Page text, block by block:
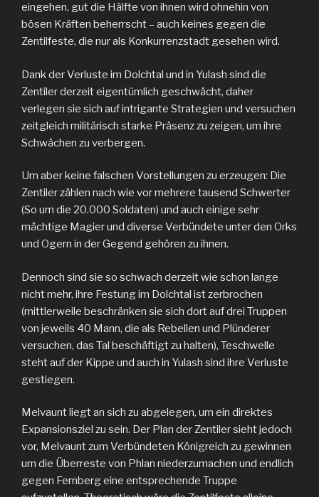
eingehen, gut die Hälfte von ihnen wird ohnehin von
bösen Kräften beherrscht – auch keines gegen die
Zentilfeste, die nur als Konkurrenzstadt gesehen wird.
Dank der Verluste im Dolchtal und in Yulash sind die
Zentiler derzeit eigentümlich geschwächt, daher
verlegen sie sich auf intrigante Strategien und versuchen
zeitgleich militärisch starke Präsenz zu zeigen, um ihre
Schwächen zu verbergen.
Um aber keine falschen Vorstellungen zu erzeugen: Die
Zentiler zählen nach wie vor mehrere tausend Schwerter
(So um die 20.000 Soldaten) und auch einige sehr
mächtige Magier und diverse Verbündete unter den Orks
und Ogern in der Gegend gehören zu ihnen.
Dennoch sind sie so schwach derzeit wie schon lange
nicht mehr, ihre Festung im Dolchtal ist zerbrochen
(mittlerweile beschränken sie sich dort auf drei Truppen
von jeweils 40 Mann, die als Rebellen und Plünderer
versuchen, das Tal beschäftigt zu halten), Teschwelle
steht auf der Kippe und auch in Yulash sind ihre Verluste
gestiegen.
Melvaunt liegt an sich zu abgelegen, um ein direktes
Expansionsziel zu sein. Der Plan der Zentiler sieht jedoch
vor, Melvaunt zum Verbündeten Königreich zu gewinnen
um die Überreste von Phlan niederzumachen und endlich
gegen Fernberg eine entsprechende Truppe